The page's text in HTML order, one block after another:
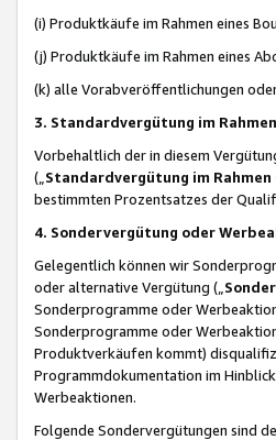
(i) Produktkäufe im Rahmen eines
(j) Produktkäufe im Rahmen eines
(k) alle Vorabveröffentlichungen
3. Standardvergütung im
Vorbehaltlich der in diesem
(„ Standardvergütung im
bestimmten Prozentsatzes der
4. Sondervergütung oder
Gelegentlich können wir
oder alternative Vergütung („
Sonderprogramme oder
Sonderprogramme oder
Produktverkäufen kommt)
Programmdokumentation im
Werbeaktionen.
Folgende Sondervergütungen sind